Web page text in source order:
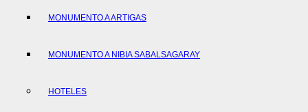
MONUMENTO A ARTIGAS
MONUMENTO A NIBIA SABALSAGARAY
HOTELES